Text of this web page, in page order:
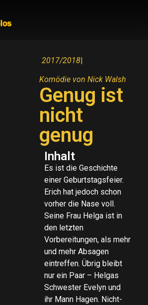
2017/2018|
Komödie von Nick Walsh
Genug ist
nicht
genug
Inhalt
Es ist die Geschichte
einer Geburtstagsfeier.
Erich hat jedoch schon
vorher die Nase voll.
Seine Frau Helga ist in
den letzten
Vorbereitungen, als mehr
und mehr Absagen
eintreffen. Übrig bleibt
nur ein Paar – Helgas
Schwester Evelyn und
ihr Mann Hagen. Nicht-